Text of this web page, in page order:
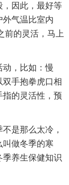
，因此，最好等
气温比室内
前的灵活，马上
，比如：慢
手抱拳虎口相
的灵活性，预
是那么太冷，
做冬季的寒
养生保健知识